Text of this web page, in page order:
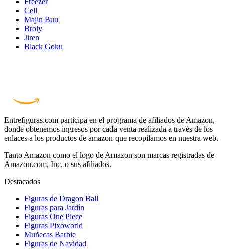
Cell
Majin Buu
Broly
Jiren
Black Goku
Entrefiguras.com participa en el programa de afiliados de Amazon,
donde obtenemos ingresos por cada venta realizada a través de los
enlaces a los productos de amazon que recopilamos en nuestra web.
Tanto Amazon como el logo de Amazon son marcas registradas de
Amazon.com, Inc. o sus afiliados.
Destacados
Figuras de Dragon Ball
Figuras para Jardín
Figuras One Piece
Figuras Pixoworld
Muñecas Barbie
Figuras de Navidad